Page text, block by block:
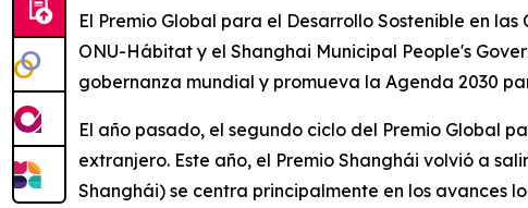
El Premio Global para el Desarrollo Sostenible en
ONU-Hábitat y el Shanghai Municipal People's
gobernanza mundial y promueva la Agenda 2030
El año pasado, el segundo ciclo del Premio Global
extranjero. Este año, el Premio Shanghái volvió a
Shanghái) se centra principalmente en los